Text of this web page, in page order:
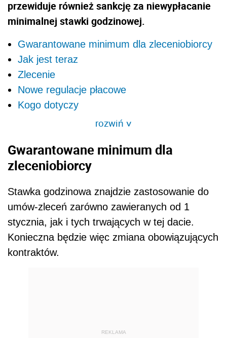
przewiduje również sankcję za niewypłacanie
minimalnej stawki godzinowej.
Gwarantowane minimum dla zleceniobiorcy
Jak jest teraz
Zlecenie
Nowe regulacje płacowe
Kogo dotyczy
rozwiń>
Gwarantowane minimum dla
zleceniobiorcy
Stawka godzinowa znajdzie zastosowanie do
umów-zleceń zarówno zawieranych od 1
stycznia, jak i tych trwających w tej dacie.
Konieczna będzie więc zmiana obowiązujących
kontraktów.
REKLAMA